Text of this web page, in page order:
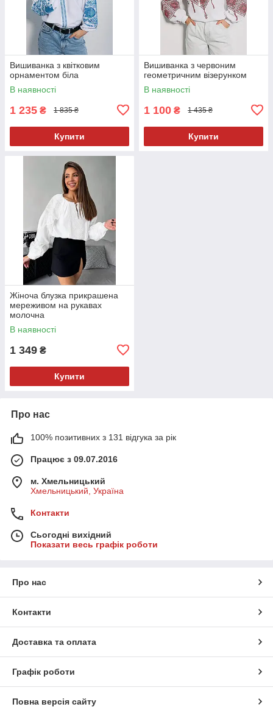
Вишиванка з квітковим
орнаментом біла
В наявності
1 235 ₴ 1 835 ₴
Купити
Вишиванка з червоним
геометричним візерунком
В наявності
1 100 ₴ 1 435 ₴
Купити
Жіноча блузка прикрашена
мереживом на рукавах
молочна
В наявності
1 349 ₴
Купити
Про нас
100% позитивних з 131 відгука за рік
Працює з 09.07.2016
м. Хмельницький
Хмельницький, Україна
Контакти
Сьогодні вихідний
Показати весь графік роботи
Про нас
Контакти
Доставка та оплата
Графік роботи
Повна версія сайту